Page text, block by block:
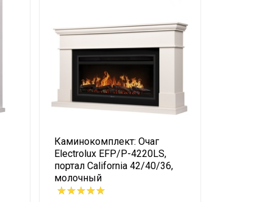
Каминокомплект: Очаг
Electrolux EFP/P-4220LS,
портал California 42/40/36,
молочный